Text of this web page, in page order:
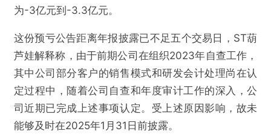
ST葫芦娃补选董事，此前信披或存问题股民可预
报名挽损
为-3亿元到-3.3亿元。
这份预亏公告距离年报披露已不足五个交易日，ST葫
芦娃解释称，由于前期公司在组织2023年自查工作，
其中公司部分客户的销售模式和研发会计处理尚在认
定过程中，随着公司自查和年度审计工作的深入，公
司近期已完成上述事项认定。受上述原因影响，故未
能够及时在2025年1月31日前披露。